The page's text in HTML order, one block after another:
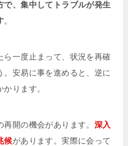
で、集中してトラブルが発生
。
ら一度止まって、状況を再確
。安易に事を進めると、逆に
ります。
開の機会があります。 深入
候があります。実際に会って